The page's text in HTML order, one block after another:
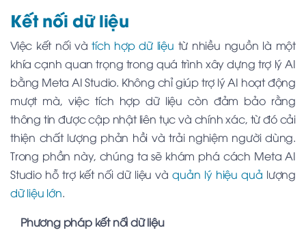
Kết nối dữ liệu
Việc kết nối vàtích hợp dữ liệu từ nhiều nguồn là một
khía cạnh quan trọng trong quá trình xây dựng trợ lý AI
bằng Meta AI Studio. Không chỉ giúp trợ lý AI hoạt động
mượt mà, việc tích hợp dữ liệu còn đảm bảo rằng
thông tin được cập nhật liên tục và chính xác, từ đó cải
thiện chất lượng phản hồi và trải nghiệm người dùng.
Trong phần này, chúng ta sẽ khám phá cách Meta AI
Studio hỗ trợ kết nối dữ liệu vàquản lý hiệu quả lượng
dữ liệu lớn.
Phương pháp kết nối dữ liệu